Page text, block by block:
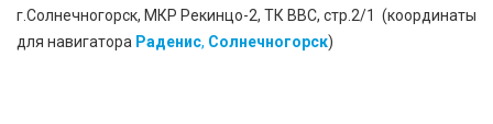
г.Солнечногорск, МКР Рекинцо-2, ТК ВВС, стр.2/1 (координаты
для навигатора Раденис, Солнечногорск)